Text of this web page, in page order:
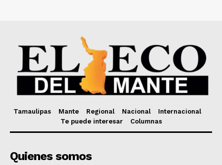
Tamaulipas Mante Regional Nacional
Internacional
Te puede interesar
Columnas
Quienes somos